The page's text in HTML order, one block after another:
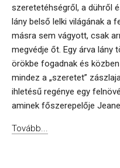
szeretetéhségről, a dühről
lány belső lelki világának a
másra sem vágyott, csak
megvédje őt. Egy árva lány
örökbe fogadnak és
mindez a „szeretet”
ihletésű regénye egy
aminek főszerepelője
Tovább...